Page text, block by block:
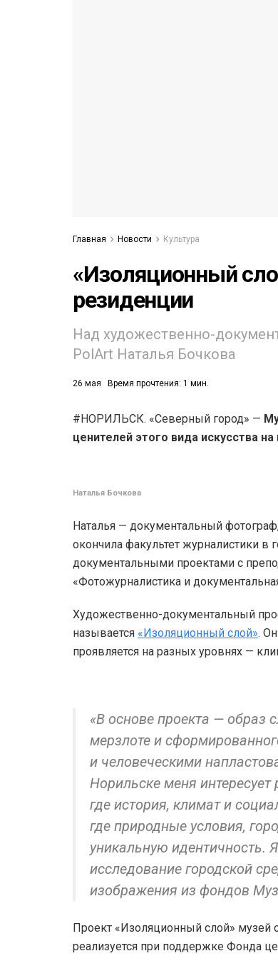
Главная Новости Культура
«Изоляционный
резиденции
Над художественно-
PolArt Наталья Бочкова
26 мая Время прочтения: 1 мин.
#НОРИЛЬСК. «Северный город» —
ценителей этого вида искусства
Наталья Бочкова
Наталья — документальный
окончила факультет журналистики в
документальными проектами с
«Фотожурналистика и
Художественно-документальный
называется «Изоляционный слой».
проявляется на разных уровнях —
«В основе проекта — образ
мерзлоте и
и человеческими
Норильске меня
где история, климат и
где природные условия,
уникальную идентичность.
исследование городской
изображения из фондов
Проект «Изоляционный слой» музей
реализуется при поддержке Фонда